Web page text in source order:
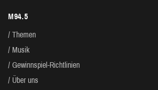
M94.5
Themen
Musik
Gewinnspiel-Richtlinien
Über uns